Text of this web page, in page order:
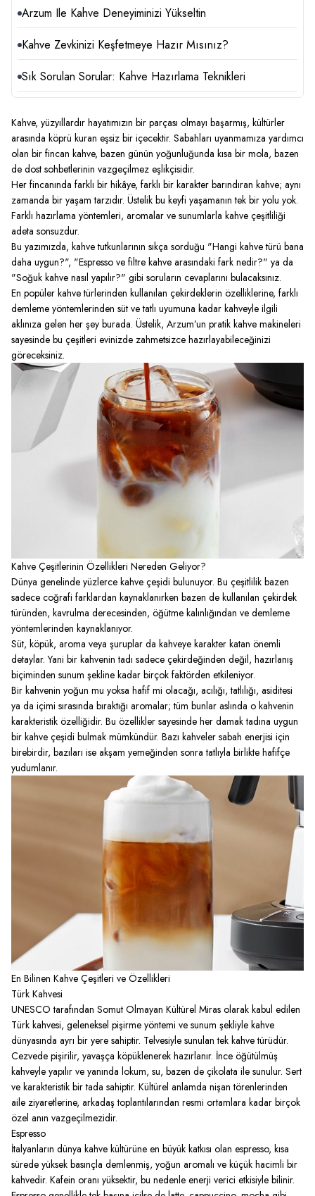
Arzum Ile Kahve Deneyiminizi Yükseltin
Kahve Zevkinizi Keşfetmeye Hazır Mısınız?
Sık Sorulan Sorular: Kahve Hazırlama Teknikleri
Kahve, yüzyıllardır hayatımızın bir parçası olmayı başarmış, kültürler
arasında köprü kuran eşsiz bir içecektir. Sabahları uyanmamıza yardımcı
olan bir fincan kahve, bazen günün yoğunluğunda kısa bir mola, bazen
de dost sohbetlerinin vazgeçilmez eşlikçisidir.
Her fincanında farklı bir hikâye, farklı bir karakter barındıran kahve; aynı
zamanda bir yaşam tarzıdır. Üstelik bu keyfi yaşamanın tek bir yolu yok.
Farklı hazırlama yöntemleri, aromalar ve sunumlarla kahve çeşitliliği
adeta sonsuzdur.
Bu yazımızda, kahve tutkunlarının sıkça sorduğu "Hangi kahve türü bana
daha uygun?", "Espresso ve filtre kahve arasındaki fark nedir?" ya da
"Soğuk kahve nasıl yapılır?" gibi soruların cevaplarını bulacaksınız.
En popüler kahve türlerinden kullanılan çekirdeklerin özelliklerine, farklı
demleme yöntemlerinden süt ve tatlı uyumuna kadar kahveyle ilgili
aklınıza gelen her şey burada. Üstelik, Arzum’un pratik kahve makineleri
sayesinde bu çeşitleri evinizde zahmetsizce hazırlayabileceğinizi
göreceksiniz.
Kahve Çeşitlerinin Özellikleri Nereden Geliyor?
Dünya genelinde yüzlerce kahve çeşidi bulunuyor. Bu çeşitlilik bazen
sadece coğrafi farklardan kaynaklanırken bazen de kullanılan çekirdek
türünden, kavrulma derecesinden, öğütme kalınlığından ve demleme
yöntemlerinden kaynaklanıyor.
Süt, köpük, aroma veya şuruplar da kahveye karakter katan önemli
detaylar. Yani bir kahvenin tadı sadece çekirdeğinden değil, hazırlanış
biçiminden sunum şekline kadar birçok faktörden etkileniyor.
Bir kahvenin yoğun mu yoksa hafif mi olacağı, acılığı, tatlılığı, asiditesi
ya da içimi sırasında bıraktığı aromalar; tüm bunlar aslında o kahvenin
karakteristik özelliğidir. Bu özellikler sayesinde her damak tadına uygun
bir kahve çeşidi bulmak mümkündür. Bazı kahveler sabah enerjisi için
birebirdir, bazıları ise akşam yemeğinden sonra tatlıyla birlikte hafifçe
yudumlanır.
En Bilinen Kahve Çeşitleri ve Özellikleri
Türk Kahvesi
UNESCO tarafından Somut Olmayan Kültürel Miras olarak kabul edilen
Türk kahvesi, geleneksel pişirme yöntemi ve sunum şekliyle kahve
dünyasında ayrı bir yere sahiptir. Telvesiyle sunulan tek kahve türüdür.
Cezvede pişirilir, yavaşça köpüklenerek hazırlanır. İnce öğütülmüş
kahveyle yapılır ve yanında lokum, su, bazen de çikolata ile sunulur. Sert
ve karakteristik bir tada sahiptir. Kültürel anlamda nişan törenlerinden
aile ziyaretlerine, arkadaş toplantılarından resmi ortamlara kadar birçok
özel anın vazgeçilmezidir.
Espresso
İtalyanların dünya kahve kültürüne en büyük katkısı olan espresso, kısa
sürede yüksek basınçla demlenmiş, yoğun aromalı ve küçük hacimli bir
kahvedir. Kafein oranı yüksektir, bu nedenle enerji verici etkisiyle bilinir.